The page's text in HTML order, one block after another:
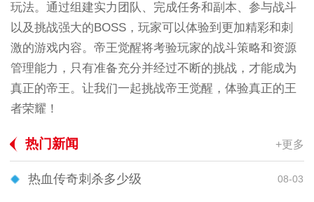
玩法。通过组建实力团队、完成任务和副本、参与战斗
以及挑战强大的BOSS，玩家可以体验到更加精彩和刺
激的游戏内容。帝王觉醒将考验玩家的战斗策略和资源
管理能力，只有准备充分并经过不断的挑战，才能成为
真正的帝王。让我们一起挑战帝王觉醒，体验真正的王
者荣耀！
热门新闻 +更多
热血传奇刺杀多少级 08-03